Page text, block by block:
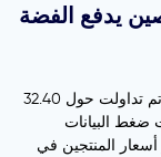
يدفع الفضة
واصلت الفضة انخفاضها على مدار ثلاثة أيام، حيث تم تداولت حول 32.40
ضغط البيانات
المنتجين في